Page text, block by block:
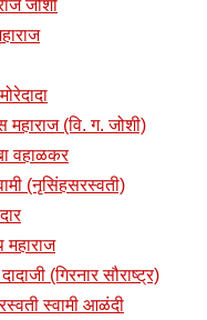
जोशी
महाराज (वि. ग. जोशी)
वहाळकर
(नृसिंहसरस्वती)
महाराज
(गिरनार सौराष्ट्र)
स्वामी आळंदी